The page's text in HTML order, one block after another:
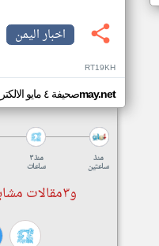
اخبار اليمن
RT19KH
صحيفة ٤ مايو الالكترونية4may.net
منذ ٣
ساعات
منذ
ساعتين
و٣مقالات مشابهة من مصادر أخرى